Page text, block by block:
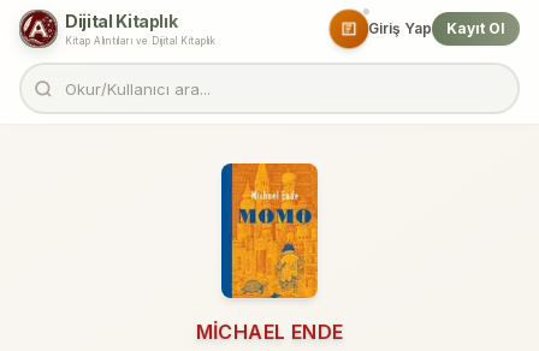
Dijital Kitaplık
Kitap Alıntıları ve Dijital Kitaplık
Giriş Yap Kayıt Ol
MICHAEL ENDE